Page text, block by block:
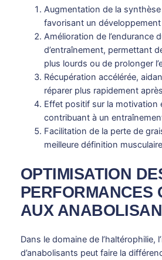
Augmentation de la
favorisant un
Amélioration de l’endurance
d’entraînement, permettant
plus lourds ou de prolonger
Récupération accélérée,
réparer plus rapidement
Effet positif sur la motivation
contribuant à un
Facilitation de la perte de
meilleure définition
OPTIMISATION
PERFORMANCES
AUX
Dans le domaine de l’haltérophilie,
d’anabolisants peut faire la